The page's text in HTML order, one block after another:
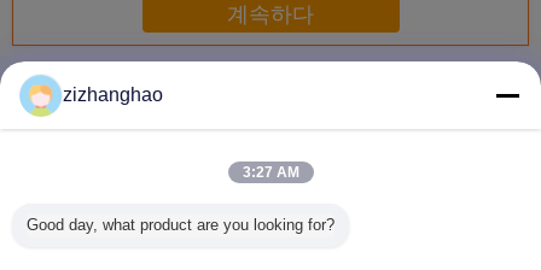
계속하다
더 많은 것 욕실 저장 랙
다층 회전식 욕실
수납 선반 견고한
조절 가능한 높이
욕실 수납 랙 플라
zizhanghao
3:27 AM
Good day, what product are you looking for?